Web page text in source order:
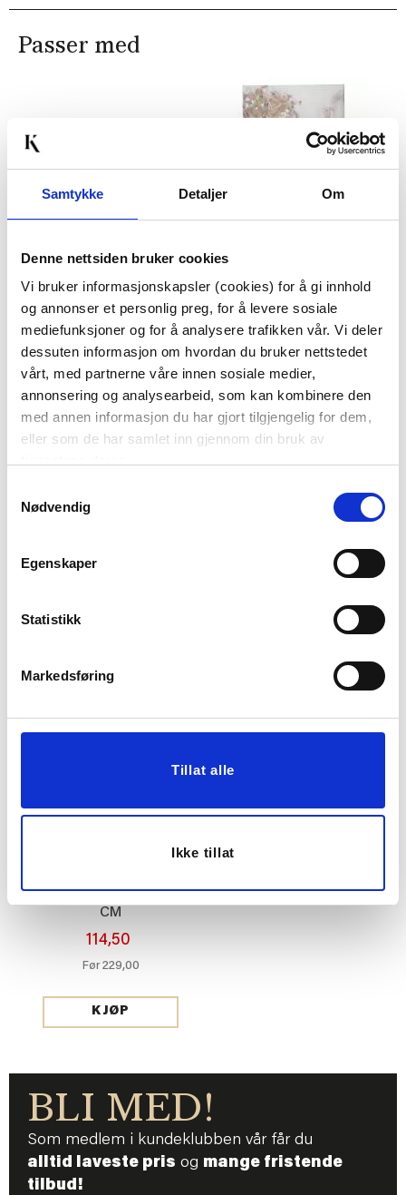
Samtykke Detaljer Om
Denne nettsiden bruker cookies
Vi bruker informasjonskapsler (cookies) for å gi innhold
og annonser et personlig preg, for å levere sosiale
mediefunksjoner og for å analysere trafikken vår. Vi deler
dessuten informasjon om hvordan du bruker nettstedet
vårt, med partnerne våre innen sosiale medier,
annonsering og analysearbeid, som kan kombinere den
med annen informasjon du har gjort tilgjengelig for dem,
eller som de har samlet inn gjennom din bruk av
Nødvendig
Egenskaper
Statistikk
Markedsføring
Tillat alle
Ikke tillat
Passer med
CM X 40 CM
599,00
KJØP
1.899,00
KJØP
35X100CM ORANSJE
KJØP
KRONELYSESTAKE
LODGE 22 CM
LYSESTAKE KAY 13,3
CM
114,50
Før229,00
KJØP
BLI MED!
Som medlem i kundeklubben vår får du
alltid laveste pris og mange fristende
tilbud!